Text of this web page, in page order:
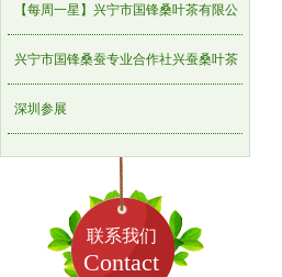
重点农业龙头企业名单的通知
【每周一星】兴宁市国锋桑叶茶有限公
司
兴宁市国锋桑蚕专业合作社兴蚕桑叶茶
获国家专利认证
深圳参展
联系我们
Contact